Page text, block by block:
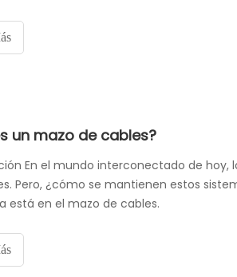
un mazo de cables?
En el mundo interconectado de hoy,
Pero, ¿cómo se mantienen estos
está en el mazo de cables.